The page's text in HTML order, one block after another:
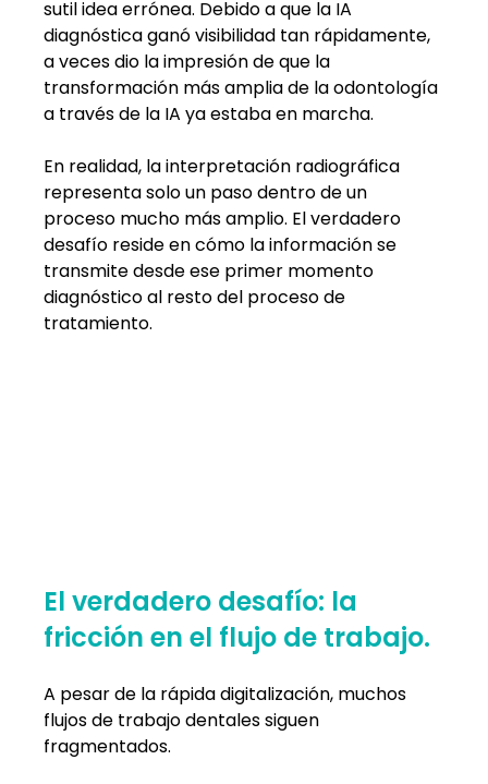
sutil idea errónea. Debido a que la IA
diagnóstica ganó visibilidad tan rápidamente,
a veces dio la impresión de que la
transformación más amplia de la odontología
a través de la IA ya estaba en marcha.
En realidad, la interpretación radiográfica
representa solo un paso dentro de un
proceso mucho más amplio. El verdadero
desafío reside en cómo la información se
transmite desde ese primer momento
diagnóstico al resto del proceso de
tratamiento.
El verdadero desafío: la
fricción en el flujo de trabajo.
A pesar de la rápida digitalización, muchos
flujos de trabajo dentales siguen
fragmentados.